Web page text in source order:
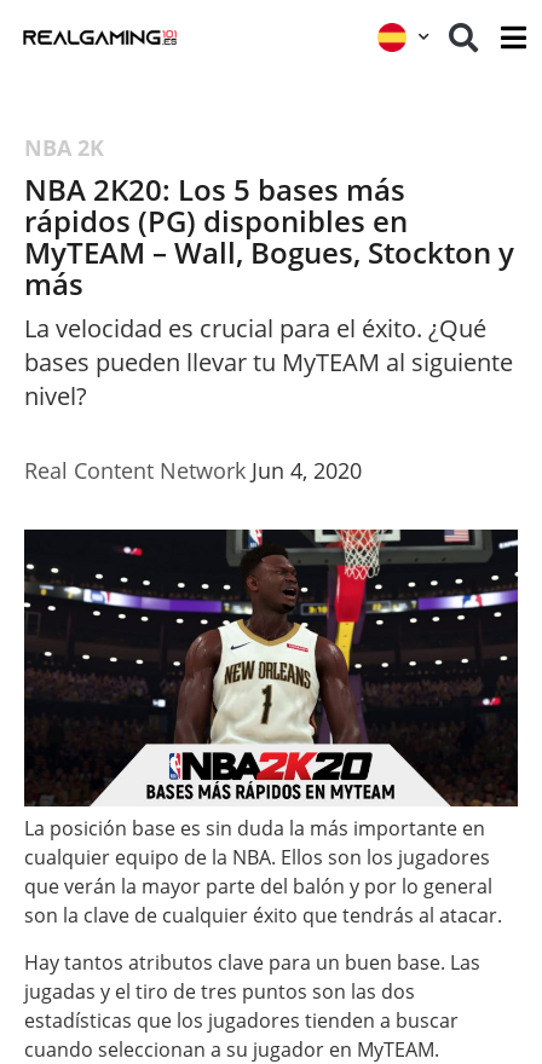
NBA 2K
NBA 2K20: Los 5 bases más
rápidos (PG) disponibles en
MyTEAM – Wall, Bogues, Stockton y
más
La velocidad es crucial para el éxito. ¿Qué
bases pueden llevar tu MyTEAM al siguiente
nivel?
Real Content Network Jun 4, 2020
La posición base es sin duda la más importante en
cualquier equipo de la NBA. Ellos son los jugadores
que verán la mayor parte del balón y por lo general
son la clave de cualquier éxito que tendrás al atacar.
Hay tantos atributos clave para un buen base. Las
jugadas y el tiro de tres puntos son las dos
estadísticas que los jugadores tienden a buscar
cuando seleccionan a su jugador en MyTEAM.